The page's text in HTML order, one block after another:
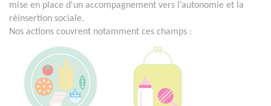
mise en place d'un accompagnement vers l’autonomie et la
réinsertion sociale.
Nos actions couvrent notamment ces champs :